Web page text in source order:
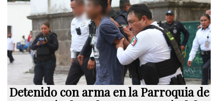
Detenido con arma en la Parroquia de